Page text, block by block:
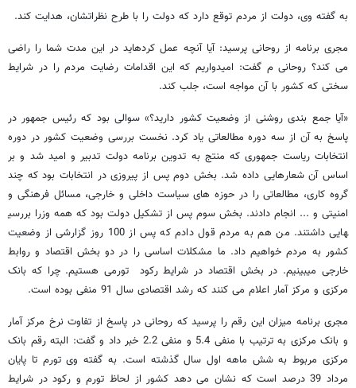
به گفته وی، دولت از مردم توقع دارد که دولت را با طرح نظراتشان، هدایت کند.
مجری برنامه از روحانی پرسید: آیا آنچه عمل کرده​اید در این مدت شما را راضی
می کند؟ روحانی م گفت: امیدواریم که این اقدامات رضایت مردم را در شرایط
سختی که کشور با آن مواجه است، جلب کند.
«آیا جمع بندی روشنی از وضعیت کشور دارید؟» سوالی بود که رئیس جمهور در
پاسخ به آن از سه دوره مطالعاتی یاد کرد. نخست بررسی وضعیت کشور در دوره
انتخابات ریاست جمهوری که منتج به تدوین برنامه دولت تدبیر و امید شد و بر
اساس آن شعارهایی داده شد. بخش دوم پس از پیروزی در انتخابات بود که چند
گروه کاری، مطالعاتی را در حوزه های سیاست داخلی و خارجی، مسائل فرهنگی و
امنیتی و ... انجام دادند. بخش سوم پس از تشکیل دولت بود که همه وزرا بررسی​
هایی داشتند. من هم به مردم قول دادم که پس از 100 روز گزارشی از وضعیت
کشور به مردم خواهیم داد. ما مشکلات اساسی را در دو بخش اقتصاد و روابط
خارجی می​بینیم. در بخش اقتصاد در شرایط رکود تورمی هستیم. چرا که بانک
مرکزی و مرکز آمار اعلام می کنند که رشد اقتصادی سال 91 منفی بوده است.
مجری برنامه میزان این رقم را پرسید که روحانی در پاسخ از تفاوت نرخ مرکز آمار
و بانک مرکزی به ترتیب با منفی 5.4 و منفی 2.2 خبر داد و گفت: البته رقم بانک
مرکزی مربوط به شش ماهه اول سال گذشته است. به گفته وی تورم تا پایان
مرداد 39 درصد است که نشان می دهد کشور از لحاظ تورم و رکود در شرایط